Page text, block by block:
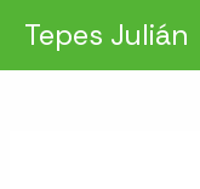
contenido
Tepes Julián